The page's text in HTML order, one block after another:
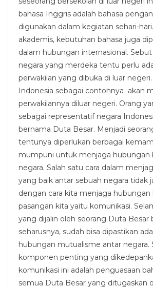
bahasa Inggris adalah bahasa
digunakan dalam kegiatan sehari-
akademis, kebutuhan bahasa juga
dalam hubungan internasional. Sebut
negara yang merdeka tentu perlu
perwakilan yang dibuka di luar
Indonesia sebagai contohnya akan
perwakilannya diluar negeri. Orang
sebagai representatif negara
bernama Duta Besar. Menjadi
tentunya diperlukan berbagai
mumpuni untuk menjaga hubungan
negara. Salah satu cara dalam
yang baik antar sebuah negara tidak
dengan cara kita menjaga hubungan
pasangan kita yaitu komunikasi.
yang dijalin oleh seorang Duta Besar
seharusnya, sudah bisa dipastikan
hubungan mutualisme antar negara.
komponen penting yang
komunikasi ini adalah penguasaan
semua Duta Besar yang ditugaskan